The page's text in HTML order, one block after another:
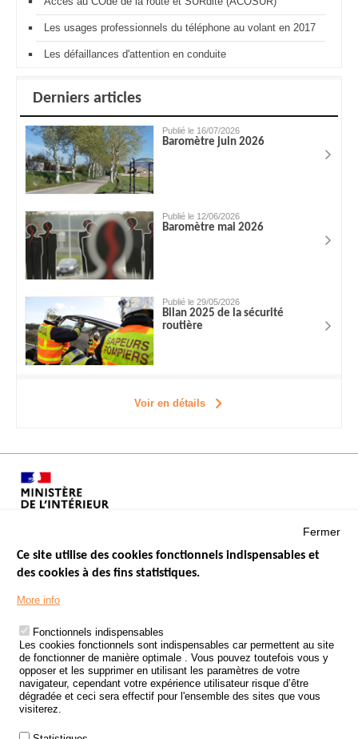
Les usages professionnels du téléphone au volant en 2017
Les défaillances d'attention en conduite
Derniers articles
Publié le 16/07/2026
Baromètre juin 2026
Publié le 12/06/2026
Baromètre mai 2026
Publié le 29/05/2026
Bilan 2025 de la sécurité
routière
Voir en détails
Menu
Footer
LES SITES PUBLICS
ÉTAT DE L’INSÉCURITÉ ROUTIÈRE
TRAITEMENT DES DONNÉES PERSONNELLES DES ACCIDENTS DE
LA ROUTE
ETUDES ET RECHERCHES
APPEL À PROJETS
Fermer
Ce site utilise des cookies fonctionnels indispensables et
des cookies à des fins statistiques.
More info
Fonctionnels indispensables
Les cookies fonctionnels sont indispensables car permettent au site
de fonctionner de manière optimale . Vous pouvez toutefois vous y
opposer et les supprimer en utilisant les paramètres de votre
navigateur, cependant votre expérience utilisateur risque d’être
dégradée et ceci sera effectif pour l'ensemble des sites que vous
visiterez.